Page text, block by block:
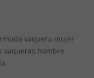
vaquera mujer
vaqueras hombre